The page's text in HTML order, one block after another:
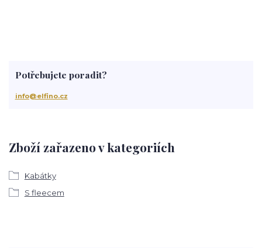
Zboží zařazeno v kategoriích
Kabátky
S fleecem
Potřebujete poradit?
info@elfino.cz